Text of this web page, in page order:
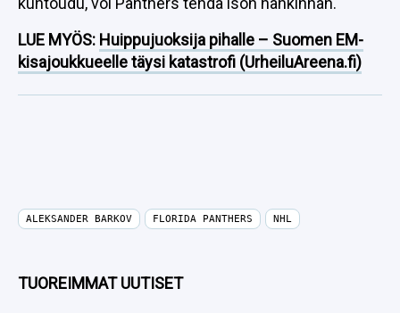
LUE MYÖS: Huippujuoksija pihalle – Suomen EM-
kisajoukkueelle täysi katastrofi (UrheiluAreena.fi)
ALEKSANDER BARKOV FLORIDA PANTHERS NHL
TUOREIMMAT UUTISET